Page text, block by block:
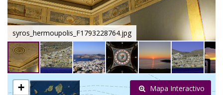
syros_hermoupolis_F1793228764.jpg
+ Mapa Interactivo